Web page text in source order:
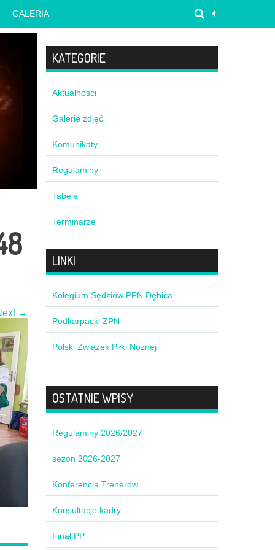
GALERIA
→
KATEGORIE
Aktualności
Galerie zdjęć
Komunikaty
Regulaminy
Tabele
Terminarze
LINKI
Kolegium Sędziów PPN Dębica
Podkarpacki ZPN
Polski Związek Piłki Nożnej
OSTATNIE WPISY
Regulaminy 2026/2027
sezon 2026-2027
Konferencja Trenerów
Konsultacje kadry
Finał PP